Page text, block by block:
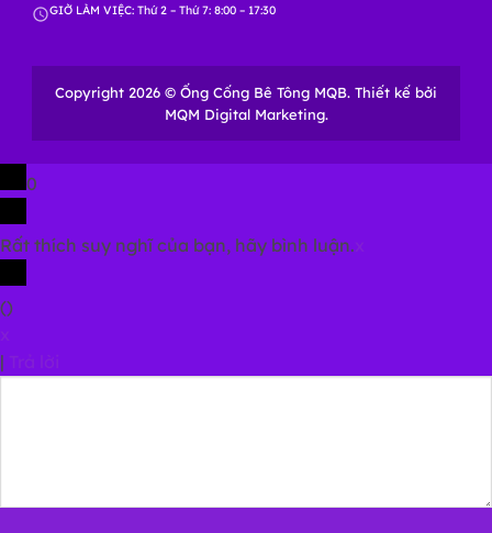
GIỜ LÀM VIỆC: Thứ 2 – Thứ 7: 8:00 – 17:30
Copyright 2026 © Ống Cống Bê Tông MQB. Thiết kế bởi
MQM Digital Marketing.
0
Rất thích suy nghĩ của bạn, hãy bình luận.
()
|